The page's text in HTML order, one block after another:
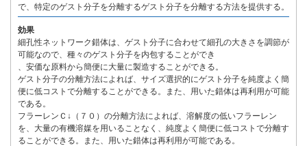
で、特定のゲスト分子を分離するゲスト分子を分離する方法を提供する。
効果
細孔性ネットワーク錯体は、ゲスト分子に合わせて細孔の大きさを調節が
可能なので、種々のゲスト分子を内包することができ
、安価な原料から簡便に大量に製造することができる。
ゲスト分子の分離方法によれば、サイズ選択的にゲスト分子を純度よく簡
便に低コストで分離することができる。また、用いた錯体は再利用が可能
である。
フラーレンＣ↓（７０）の分離方法によれば、溶解度の低いフラーレン
を、大量の有機溶媒を用いることなく、純度よく簡便に低コストで分離す
ることができる。また、用いた錯体は再利用が可能である。